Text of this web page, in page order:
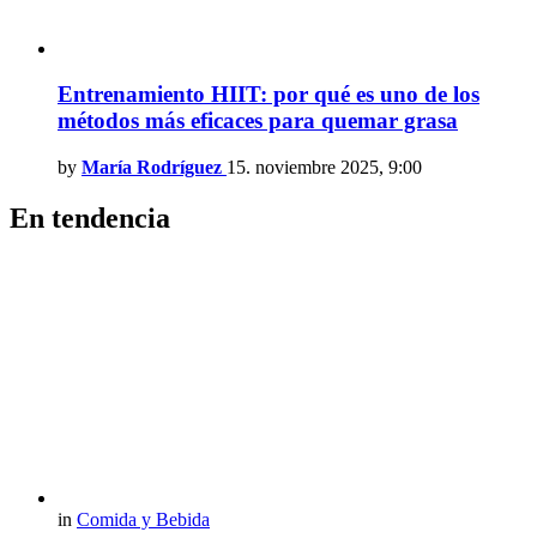
Entrenamiento HIIT: por qué es uno de los
métodos más eficaces para quemar grasa
by María Rodríguez 15. noviembre 2025, 9:00
En tendencia
in Comida y Bebida